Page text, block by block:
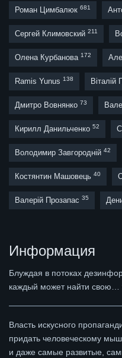
Роман Цимбалюк 681
Сергей Климовский 211
Олена Курбанова 172
Ramis Yunus 138 Віталій
Дмитро Вовнянко 73
Кирилл Данильченко 52
Володимир Завгородній 42
Костянтин Машовець 40
Валерій Прозапас 35
Информация
Блуждая в потоках
каждый может найти свою…
Власть искусного
придать человеческому
и даже самые развитые,